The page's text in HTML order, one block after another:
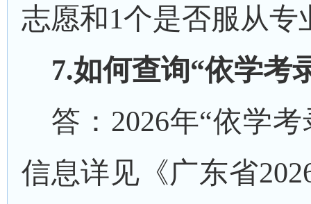
志愿和1个是否服从专
7.如何查询“依学考
答： 2026年“依学
信息详见《广东省202